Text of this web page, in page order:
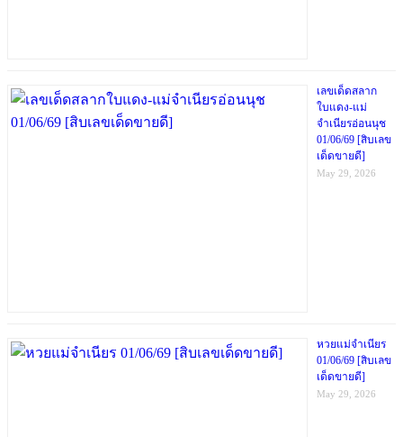
เลขเด็ดสลาก
ใบแดง-แม่
จำเนียรอ่อนนุช
01/06/69 [สิบเลข
เด็ดขายดี]
May 29, 2026
หวยแม่จำเนียร
01/06/69 [สิบเลข
เด็ดขายดี]
May 29, 2026